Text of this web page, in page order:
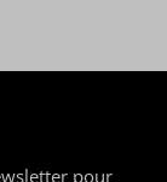
pour